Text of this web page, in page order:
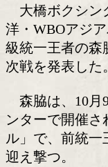
大橋ボクシ
洋・WBOア